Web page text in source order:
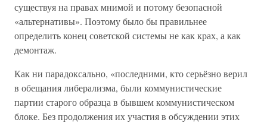
существуя на правах мнимой и потому безопасной
«альтернативы». Поэтому было бы правильнее
определить конец советской системы не как крах, а как
демонтаж.
Как ни парадоксально, «последними, кто серьёзно верил
в обещания либерализма, были коммунистические
партии старого образца в бывшем коммунистическом
блоке. Без продолжения их участия в обсуждении этих